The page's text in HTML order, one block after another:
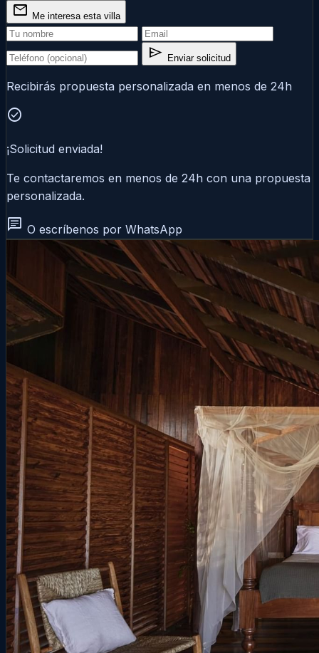
mail Me interesa esta villa
send Enviar solicitud
Recibirás propuesta personalizada en menos de 24h
check_circle
¡Solicitud enviada!
Te contactaremos en menos de 24h con una propuesta
personalizada.
chat O escríbenos por WhatsApp